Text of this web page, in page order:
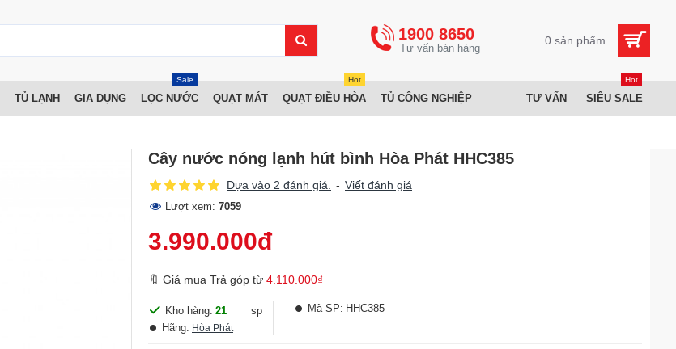
1900 8650 0 sản phẩm
TỦ LẠNH GIA DỤNG LỌC NƯỚC
Sale
QUẠT MÁT QUẠT ĐIỀU HÒA
Hot
TỦ CÔNG NGHIỆP TƯ VẤN SIÊU SALE
Hot
Cây nước nóng lạnh hút bình Hòa Phát HHC385
Dựa vào 2 đánh giá. - Viết đánh giá
Lượt xem: 7059
3.990.000đ
🔖 Giá mua Trả góp từ 4.110.000₫
Kho hàng: 21
sp
Hãng: Hòa Phát
Mã SP: HHC385